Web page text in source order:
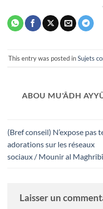
This entry was posted inSujets
ABOU MU'ÂDH
(Bref conseil) N’expose pas
adorations sur les réseaux
sociaux / Mounir al Maghribî
Laisser un